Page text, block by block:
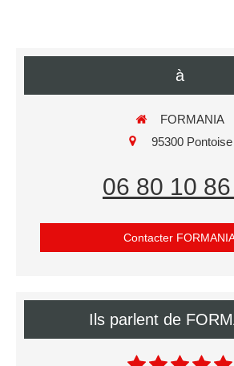
à
FORMANIA
95300 Pontoise
06 80 10
Contacter
Ils parlent de